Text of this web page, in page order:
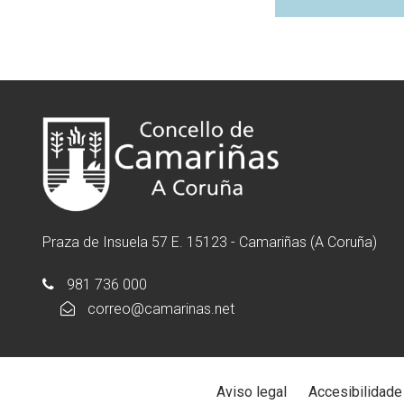
Praza de Insuela 57 E. 15123 - Camariñas (A Coruña)
981 736 000
correo@camarinas.net
Aviso legal Accesibilidade